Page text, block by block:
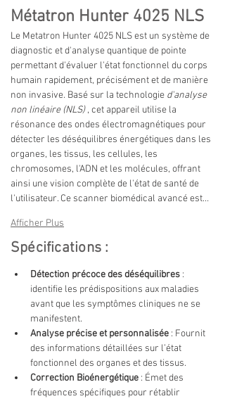
Métatron Hunter 4025 NLS
Le Metatron Hunter 4025 NLS est un système de
diagnostic et d'analyse quantique de pointe
permettant d'évaluer l'état fonctionnel du corps
humain rapidement, précisément et de manière
non invasive. Basé sur la technologie d'analyse
non linéaire (NLS) , cet appareil utilise la
résonance des ondes électromagnétiques pour
détecter les déséquilibres énergétiques dans les
organes, les tissus, les cellules, les
chromosomes, l'ADN et les molécules, offrant
ainsi une vision complète de l'état de santé de
l'utilisateur. Ce scanner biomédical avancé est…
Afficher Plus
Spécifications :
Détection précoce des déséquilibres :
identifie les prédispositions aux maladies
avant que les symptômes cliniques ne se
manifestent.
Analyse précise et personnalisée : Fournit
des informations détaillées sur l’état
fonctionnel des organes et des tissus.
Correction Bioénergétique : Émet des
fréquences spécifiques pour rétablir